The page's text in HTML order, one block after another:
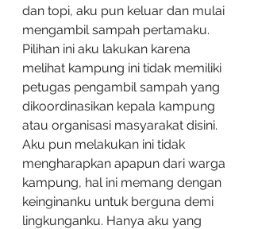
dan topi, aku pun keluar dan mulai
mengambil sampah pertamaku.
Pilihan ini aku lakukan karena
melihat kampung ini tidak memiliki
petugas pengambil sampah yang
dikoordinasikan kepala kampung
atau organisasi masyarakat disini.
Aku pun melakukan ini tidak
mengharapkan apapun dari warga
kampung, hal ini memang dengan
keinginanku untuk berguna demi
lingkunganku. Hanya aku yang